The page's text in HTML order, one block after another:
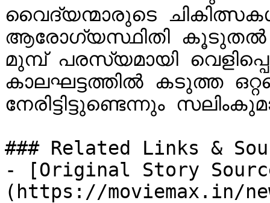
വൈദ്യന്മാരുടെ
ആരോഗ്യസ്ഥിതി കൂടുതൽ
മുമ്പ് പരസ്യമായി
കാലഘട്ടത്തിൽ കടുത്ത
നേരിട്ടിട്ടുണ്ടെന്നും
### Related Links &
- [Original Story
(https://moviemax.in/